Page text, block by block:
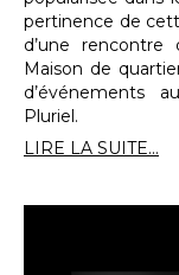
pertinence de
d’une
Maison de
d’événements
Pluriel.
LIRE LA SUITE...